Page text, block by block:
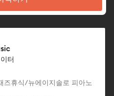
터
즈휴식/뉴에이지솔로 피아노